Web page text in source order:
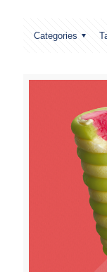
Categories